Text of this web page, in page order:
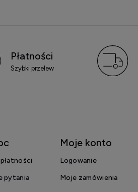
Płatności
Szybki przelew
pytania
Moje konto
Logowanie
Moje zamówienia